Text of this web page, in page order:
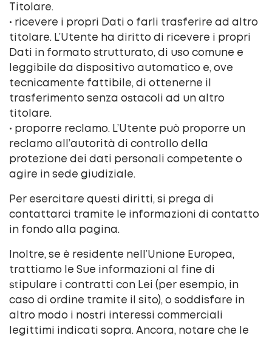
Titolare.
• ricevere i propri Dati o farli trasferire ad altro
titolare. L’Utente ha diritto di ricevere i propri
Dati in formato strutturato, di uso comune e
leggibile da dispositivo automatico e, ove
tecnicamente fattibile, di ottenerne il
trasferimento senza ostacoli ad un altro
titolare.
• proporre reclamo. L’Utente può proporre un
reclamo all’autorità di controllo della
protezione dei dati personali competente o
agire in sede giudiziale.
Per esercitare questi diritti, si prega di
contattarci tramite le informazioni di contatto
in fondo alla pagina.
Inoltre, se è residente nell’Unione Europea,
trattiamo le Sue informazioni al fine di
stipulare i contratti con Lei (per esempio, in
caso di ordine tramite il sito), o soddisfare in
altro modo i nostri interessi commerciali
legittimi indicati sopra. Ancora, notare che le